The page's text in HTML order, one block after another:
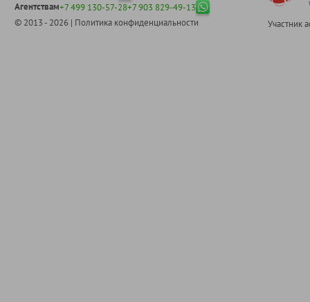
Агентствам+7 499 130-57-28+7 903 829-49-13
© 2013 - 2026 | Политика конфиденциальности Участник